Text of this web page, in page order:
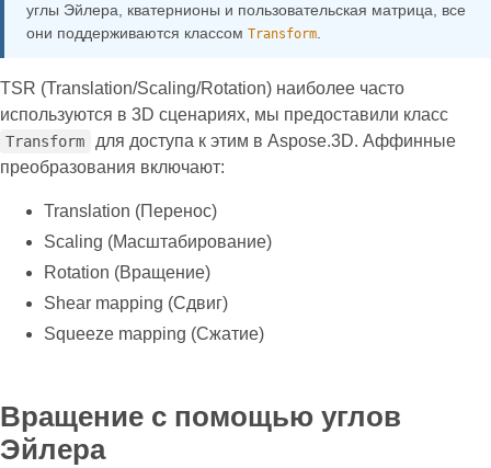
углы Эйлера, кватернионы и пользовательская матрица, все
они поддерживаются классом Transform
TSR (Translation/Scaling/Rotation) наиболее часто
используются в 3D сценариях, мы предоставили класс
Transform
для доступа к этим в Aspose.3D. Аффинные
преобразования включают:
Translation (Перенос)
Scaling (Масштабирование)
Rotation (Вращение)
Shear mapping (Сдвиг)
Squeeze mapping (Сжатие)
Вращение с помощью углов
Эйлера